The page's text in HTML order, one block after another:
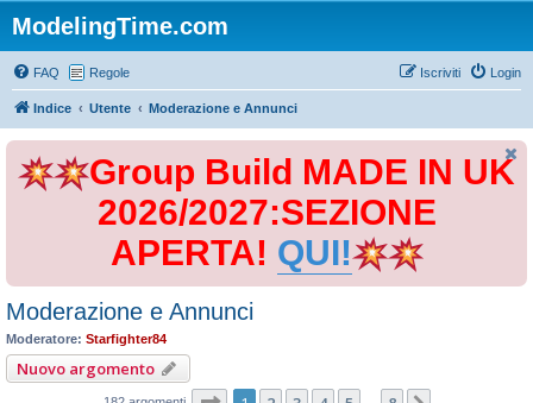
ModelingTime.com
FAQ Regole Login
Iscriviti
Indice Utente Moderazione e Annunci
Group Build MADE IN UK
2026/2027:SEZIONE
APERTA! QUI!
Moderazione e Annunci
Moderatore: Starfighter84
Nuovo argomento